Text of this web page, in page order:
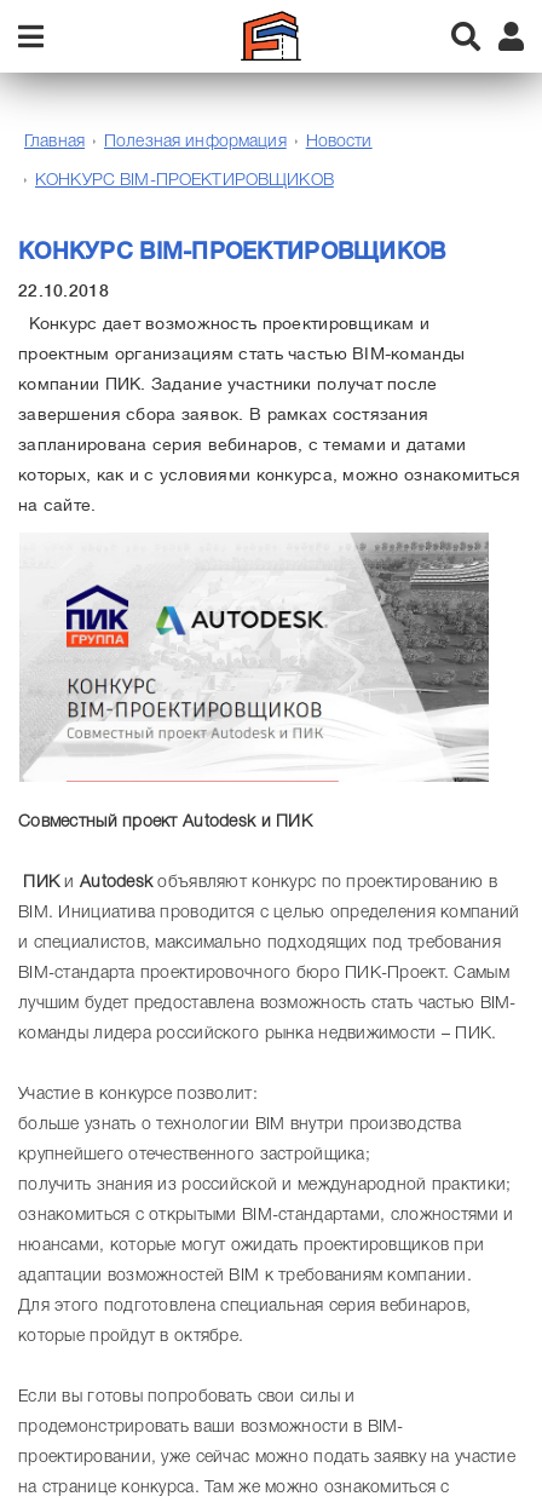
Главная Полезная информация Новости
КОНКУРС BIM-ПРОЕКТИРОВЩИКОВ
КОНКУРС BIM-ПРОЕКТИРОВЩИКОВ
22.10.2018
Конкурс дает возможность проектировщикам и
проектным организациям стать частью BIM-команды
компании ПИК. Задание участники получат после
завершения сбора заявок. В рамках состязания
запланирована серия вебинаров, с темами и датами
которых, как и с условиями конкурса, можно ознакомиться
на сайте.
Совместный проект Autodesk и ПИК
ПИК и Autodeskобъявляют конкурс по проектированию в
BIM. Инициатива проводится с целью определения компаний
и специалистов, максимально подходящих под требования
BIM-стандарта проектировочного бюро ПИК-Проект. Самым
лучшим будет предоставлена возможность стать частью BIM-
команды лидера российского рынка недвижимости – ПИК.
Участие в конкурсе позволит:
больше узнать о технологии BIM внутри производства
крупнейшего отечественного застройщика;
получить знания из российской и международной практики;
ознакомиться с открытыми BIM-стандартами, сложностями и
нюансами, которые могут ожидать проектировщиков при
адаптации возможностей BIM к требованиям компании.
Для этого подготовлена специальная серия вебинаров,
которые пройдут в октябре.
Если вы готовы попробовать свои силы и
продемонстрировать ваши возможности в ВIM-
проектировании, уже сейчас можно подать заявку на участие
на странице конкурса. Там же можно ознакомиться с